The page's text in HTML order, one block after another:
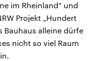
im Rheinland“ und
Projekt „Hundert
Bauhaus alleine dürfe
nicht so viel Raum